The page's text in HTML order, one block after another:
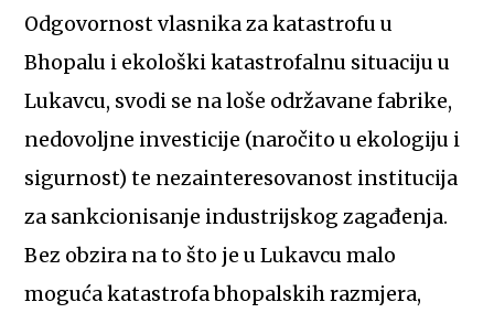
Odgovornost vlasnika za katastrofu u
Bhopalu i ekološki katastrofalnu situaciju u
Lukavcu, svodi se na loše održavane fabrike,
nedovoljne investicije (naročito u ekologiju i
sigurnost) te nezainteresovanost institucija
za sankcionisanje industrijskog zagađenja.
Bez obzira na to što je u Lukavcu malo
moguća katastrofa bhopalskih razmjera,